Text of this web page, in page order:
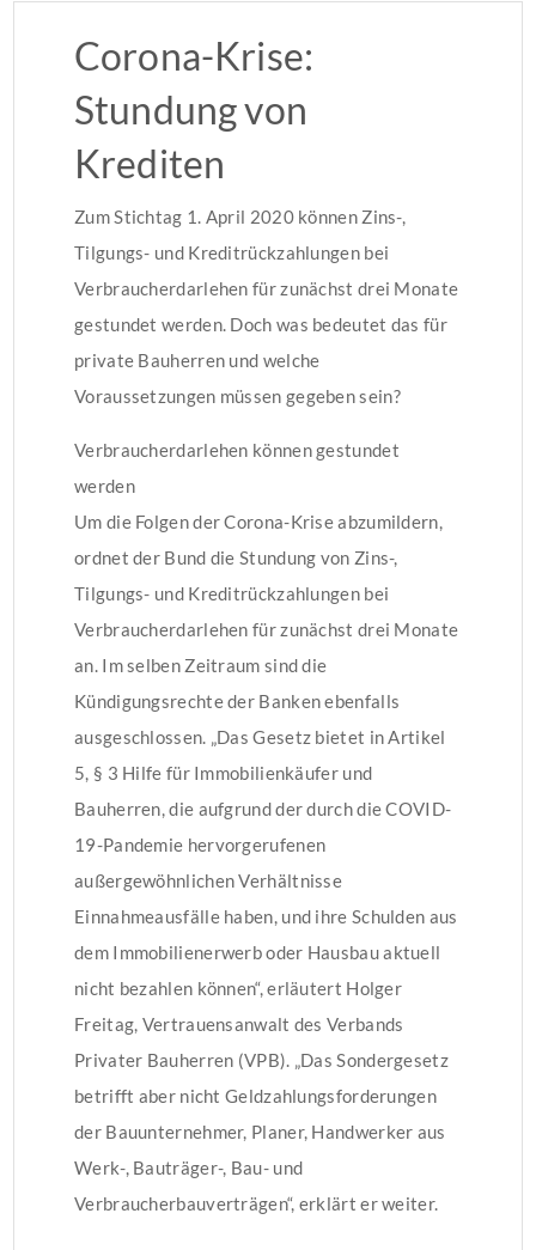
Corona-Krise:
Stundung von
Krediten
Zum Stichtag 1. April 2020 können Zins-,
Tilgungs- und Kreditrückzahlungen bei
Verbraucherdarlehen für zunächst drei Monate
gestundet werden. Doch was bedeutet das für
private Bauherren und welche
Voraussetzungen müssen gegeben sein?
Verbraucherdarlehen können gestundet
werden
Um die Folgen der Corona-Krise abzumildern,
ordnet der Bund die Stundung von Zins-,
Tilgungs- und Kreditrückzahlungen bei
Verbraucherdarlehen für zunächst drei Monate
an. Im selben Zeitraum sind die
Kündigungsrechte der Banken ebenfalls
ausgeschlossen. „Das Gesetz bietet in Artikel
5, § 3 Hilfe für Immobilienkäufer und
Bauherren, die aufgrund der durch die COVID-
19-Pandemie hervorgerufenen
außergewöhnlichen Verhältnisse
Einnahmeausfälle haben, und ihre Schulden aus
dem Immobilienerwerb oder Hausbau aktuell
nicht bezahlen können“, erläutert Holger
Freitag, Vertrauensanwalt des Verbands
Privater Bauherren (VPB). „Das Sondergesetz
betrifft aber nicht Geldzahlungsforderungen
der Bauunternehmer, Planer, Handwerker aus
Werk-, Bauträger-, Bau- und
Verbraucherbauverträgen“, erklärt er weiter.